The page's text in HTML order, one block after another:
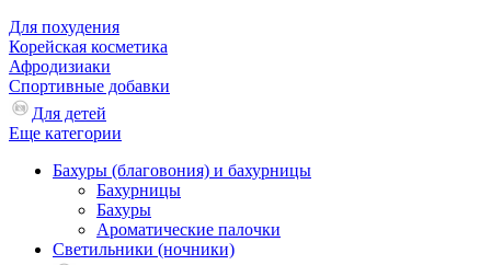
Для похудения
Корейская косметика
Афродизиаки
Спортивные добавки
Для детей
Еще категории
Бахуры (благовония) и бахурницы
Бахурницы
Бахуры
Ароматические палочки
Светильники (ночники)